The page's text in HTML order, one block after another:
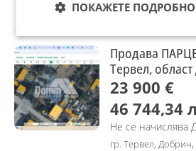
гр. Варна, с.
Продава
Тервел,
23 900 €
46 744,34
Не се начислява
гр. Тервел,
ПОКАЖЕТЕ